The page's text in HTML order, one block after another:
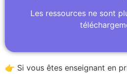
Les ressources ne sont
👉 Si vous êtes enseignant en